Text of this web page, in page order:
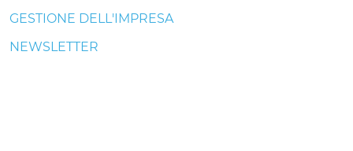
GESTIONE DELL'IMPRESA
NEWSLETTER